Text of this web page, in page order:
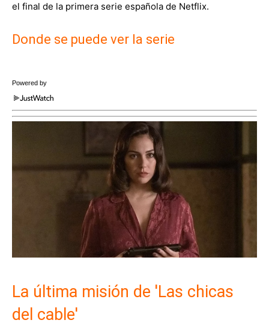
el final de la primera serie española de Netflix.
Donde se puede ver la serie
Powered by
La última misión de 'Las chicas
del cable'